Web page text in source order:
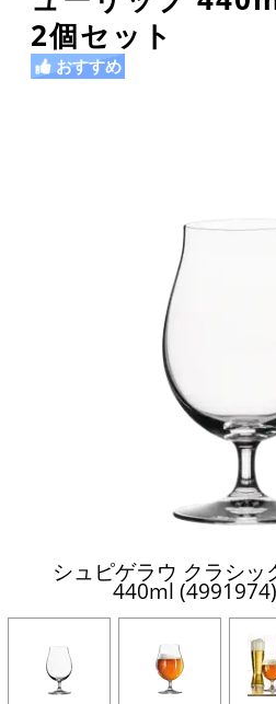
2個セット
おすすめ
シュピゲラウ クラシッ
440ml